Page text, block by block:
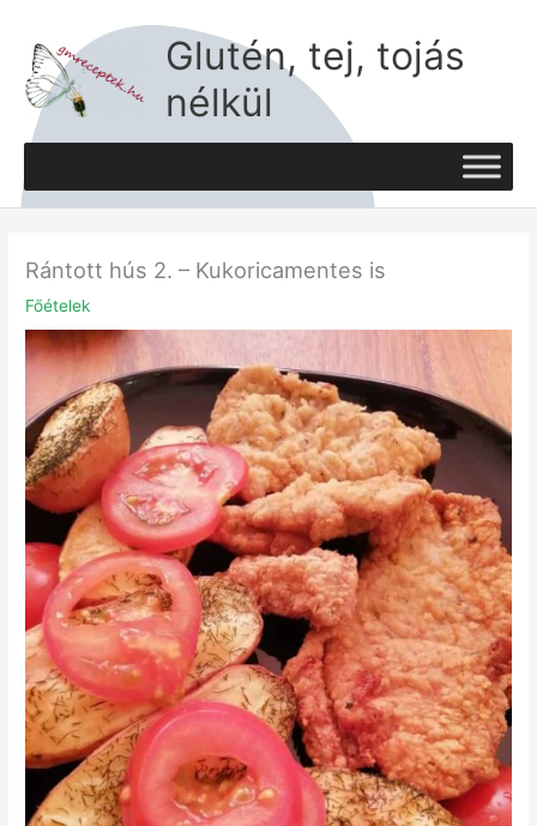
content
Glutén, tej, tojás
nélkül
Rántott hús 2. – Kukoricamentes is
Főételek